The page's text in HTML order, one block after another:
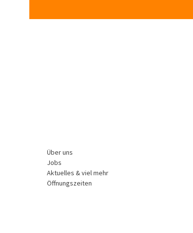
Über uns
Jobs
Aktuelles & viel mehr
Öffnungszeiten